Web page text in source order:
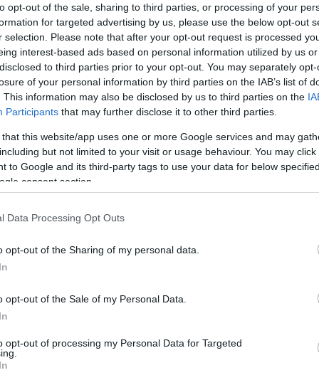
opt-out of the sale, sharing to third parties, or processing of your
for targeted advertising by us, please use the below opt-out
selection. Please note that after your opt-out request is processed
interest-based ads based on personal information utilized by us
to third parties prior to your opt-out. You may separately
of your personal information by third parties on the IAB’s list of
This information may also be disclosed by us to third parties on the
Participants that may further disclose it to other third parties.
that this website/app uses one or more Google services and may
but not limited to your visit or usage behaviour. You may
to Google and its third-party tags to use your data for below
consent section.
Data Processing Opt Outs
opt-out of the Sharing of my personal data.
opt-out of the Sale of my Personal Data.
opt-out of processing my Personal Data for Targeted
ότι η χρήση της έχει συμβάλει στην
σχετίζονται με τη δημιουργία εσόδων.
παραδέχονται ότι κάνουν χρήση
τις εταιρικές πολιτικές,
εταιρικών δεδομένων σε
το ChatGPT.
τηςχωρίς να αξιολογεί την
έχει διαπράξει λάθηστην εργασία του
14:26
14:16
14:15